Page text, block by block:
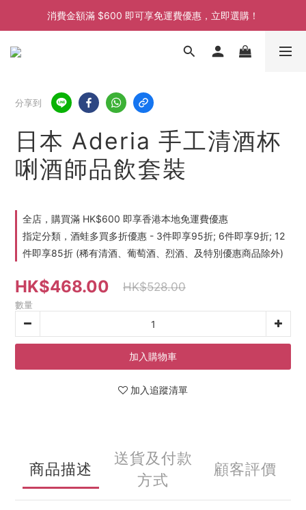
消費金額滿 $600 即可享免運費優惠，立即選購！
消費金額滿 $600 即可享免運費優惠，立即選購！
消費金額滿 $600 即可享免運費優惠，立即選購！
分享到
日本 Aderia 手工清酒杯
唎酒師品飲套裝
全店，購買滿 HK$600 即享香港本地免運費優惠
指定分類，酒蛙多買多折優惠 - 3件即享95折; 6件即享9折; 12
件即享85折 (稀有清酒、葡萄酒、烈酒、及特別優惠商品除外)
HK$468.00 HK$528.00
數量
加入購物車
加入追蹤清單
商品描述
送貨及付款
方式
顧客評價